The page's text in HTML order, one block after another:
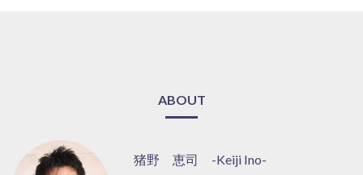
ABOUT
猪野 恵司 -Keiji Ino-